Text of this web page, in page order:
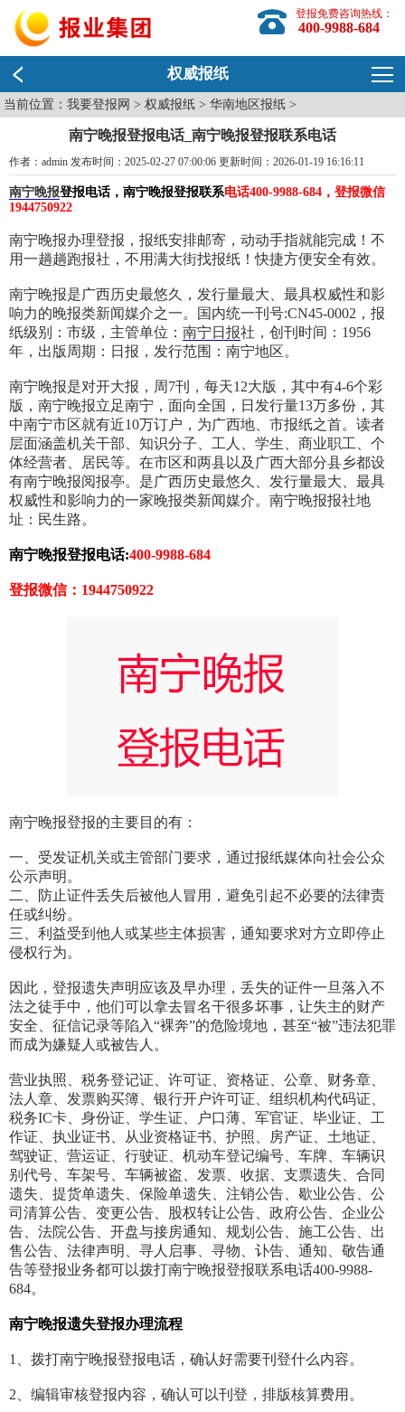
登报免费咨询热线：
400-9988-684
权威报纸
当前位置：我要登报网 >权威报纸 >华南地区报纸 >
南宁晚报登报电话_南宁晚报登报联系电话
作者：admin 发布时间：2025-02-27 07:00:06 更新时间：2026-01-19 16:16:11
南宁晚报登报电话，南宁晚报登报联系电话400-9988-684，登报微信
1944750922
南宁晚报办理登报，报纸安排邮寄，动动手指就能完成！不
用一趟趟跑报社，不用满大街找报纸！快捷方便安全有效。
南宁晚报是广西历史最悠久，发行量最大、最具权威性和影
响力的晚报类新闻媒介之一。国内统一刊号:CN45-0002，报
纸级别：市级，主管单位： 南宁日报社，创刊时间：1956
年，出版周期：日报，发行范围：南宁地区。
南宁晚报是对开大报，周7刊，每天12大版，其中有4-6个彩
版，南宁晚报立足南宁，面向全国，日发行量13万多份，其
中南宁市区就有近10万订户，为广西地、市报纸之首。读者
层面涵盖机关干部、知识分子、工人、学生、商业职工、个
体经营者、居民等。在市区和两县以及广西大部分县乡都设
有南宁晚报阅报亭。是广西历史最悠久、发行量最大、最具
权威性和影响力的一家晚报类新闻媒介。南宁晚报报社地
址：民生路。
南宁晚报登报电话:400-9988-684
登报微信：1944750922
南宁晚报登报的主要目的有：
一、受发证机关或主管部门要求，通过报纸媒体向社会公众
公示声明。
二、防止证件丢失后被他人冒用，避免引起不必要的法律责
任或纠纷。
三、利益受到他人或某些主体损害，通知要求对方立即停止
侵权行为。
因此，登报遗失声明应该及早办理，丢失的证件一旦落入不
法之徒手中，他们可以拿去冒名干很多坏事，让失主的财产
安全、征信记录等陷入“裸奔”的危险境地，甚至“被”违法犯罪
而成为嫌疑人或被告人。
营业执照、税务登记证、许可证、资格证、公章、财务章、
法人章、发票购买簿、银行开户许可证、组织机构代码证、
税务IC卡、身份证、学生证、户口薄、军官证、毕业证、工
作证、执业证书、从业资格证书、护照、房产证、土地证、
驾驶证、营运证、行驶证、机动车登记编号、车牌、车辆识
别代号、车架号、车辆被盗、发票、收据、支票遗失、合同
遗失、提货单遗失、保险单遗失、注销公告、歇业公告、公
司清算公告、变更公告、股权转让公告、政府公告、企业公
告、法院公告、开盘与接房通知、规划公告、施工公告、出
售公告、法律声明、寻人启事、寻物、讣告、通知、敬告通
告等登报业务都可以拨打南宁晚报登报联系电话400-9988-
684。
南宁晚报遗失登报办理流程
1、拨打南宁晚报登报电话，确认好需要刊登什么内容。
2、编辑审核登报内容，确认可以刊登，排版核算费用。